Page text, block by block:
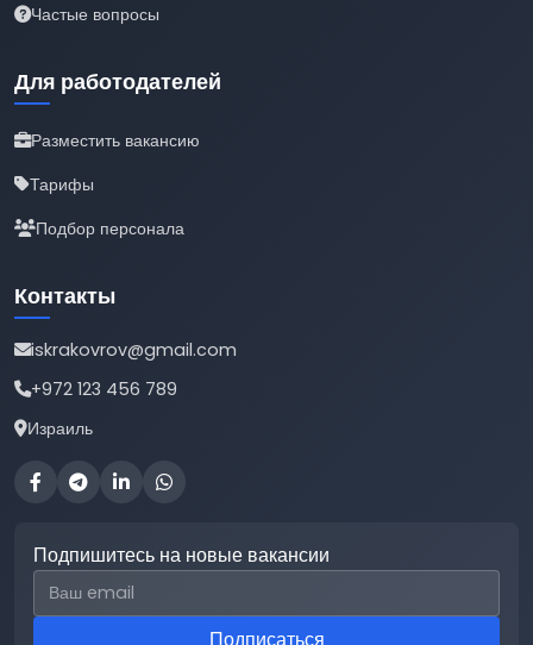
Частые вопросы
Для работодателей
Разместить вакансию
Тарифы
Подбор персонала
Контакты
iskrakovrov@gmail.com
+972 123 456 789
Израиль
Подпишитесь на новые вакансии
Email для подписки
Подписаться